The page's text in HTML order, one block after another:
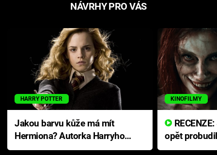
NÁVRHY PRO VÁS
HARRY POTTER
Jakou barvu kůže má mít
Hermiona? Autorka Harryho
Pottera přišla s ráznou
KINOFILMY
opět
přichází s